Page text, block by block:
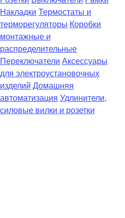
Накладки Термостаты и
терморегуляторы Коробки
монтажные и
распределительные
Переключатели Аксессуары
для электроустановочных
изделий Домашняя
автоматизация Удлинители,
силовые вилки и розетки